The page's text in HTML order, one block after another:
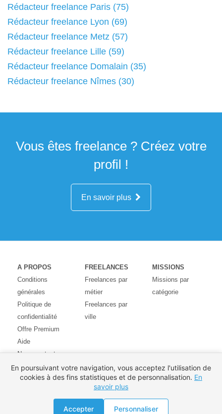
Rédacteur freelance Paris (75)
Rédacteur freelance Lyon (69)
Rédacteur freelance Metz (57)
Rédacteur freelance Lille (59)
Rédacteur freelance Domalain (35)
Rédacteur freelance Nîmes (30)
Vous êtes freelance ? Créez votre
profil !
En savoir plus
A PROPOS
Conditions
générales
Politique de
confidentialité
Offre Premium
Aide
Nous contacter
Avis des
utilisateurs
FREELANCES
Freelances par
métier
Freelances par
ville
MISSIONS
Missions par
catégorie
En poursuivant votre navigation, vous acceptez l'utilisation de
cookies à des fins statistiques et de personnalisation. En
savoir plus
Accepter Personnaliser